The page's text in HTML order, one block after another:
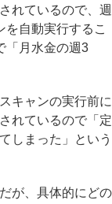
れているので、週
自動実行するこ
「月水金の週3
キャンの実行前に
れているので「定
しまった」という
が、具体的にどの